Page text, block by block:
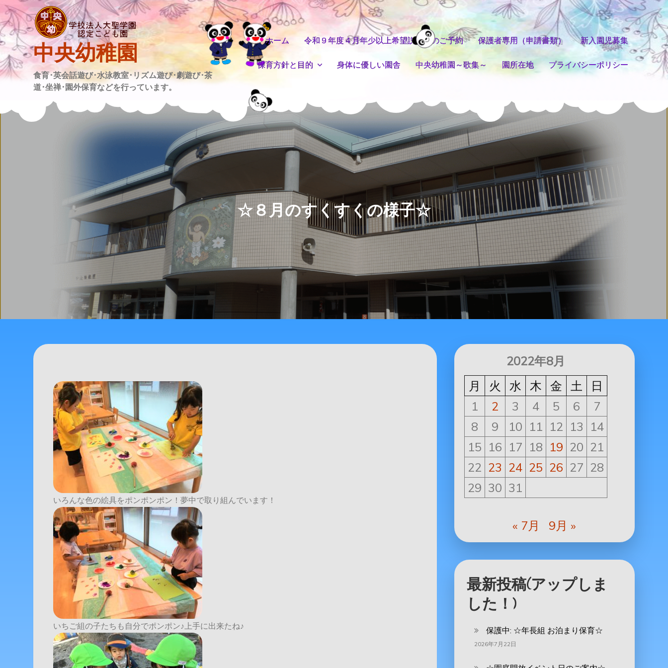
Skip
to
content
中央幼稚園
食育･英会話遊び･水泳教室･リズム遊び･劇遊び･茶
道･坐禅･園外保育などを行っています。
ホーム 令和９年度４月年少以上希望説明会のご予約 保護者専用（申請書類） 新入園児募集
保育方針と目的 身体に優しい園舎 中央幼稚園～歌集～ 園所在地 プライバシーポリシー
☆８月のすくすくの様子☆
いろんな色の絵具をポンポンポン！夢中で取り組んでいます！
いちご組の子たちも自分でポンポン♪上手に出来たね♪
2022年8月
月
火 水 木 金 土
日
1
2 3 4 5 6
7
8
9 10 11 12 13 14
15 16 17 18 19 20 21
22 23 24 25 26 27 28
29 30 31
« 7月 9月 »
最新投稿(アップしま
した！)
保護中: ‪☆年長組 お泊まり保育☆
2026年7月22日